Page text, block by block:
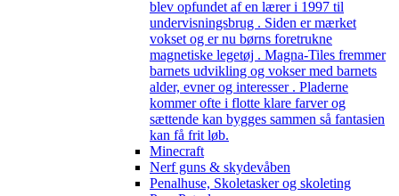
blev opfundet af en lærer i 1997 til
undervisningsbrug . Siden er mærket
vokset og er nu børns foretrukne
magnetiske legetøj . Magna-Tiles fremmer
barnets udvikling og vokser med barnets
alder, evner og interesser . Pladerne
kommer ofte i flotte klare farver og
sættende kan bygges sammen så fantasien
kan få frit løb.
Minecraft
Nerf guns & skydevåben
Penalhuse, Skoletasker og skoleting